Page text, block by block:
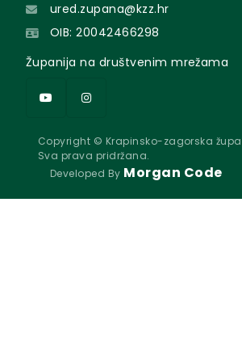
ured.zupana@kzz.hr
OIB: 20042466298
Županija na društvenim mrežama
Copyright © Krapinsko-zagorska
Sva prava pridržana.
Developed By Morgan Code